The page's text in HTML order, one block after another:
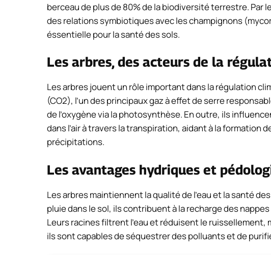
berceau de plus de 80% de la biodiversité terrestre.
des relations symbiotiques avec les champignons
éssentielle pour la santé des sols.
Les arbres, des acteurs de la
Les arbres jouent un rôle important dans la régulation
(CO2), l’un des principaux gaz à effet de serre
de l’oxygène via la photosynthèse. En outre, ils
dans l’air à travers la transpiration, aidant à la formation
précipitations.
Les avantages hydriques et
Les arbres maintiennent la qualité de l’eau et la santé
pluie dans le sol, ils contribuent à la recharge des
Leurs racines filtrent l’eau et réduisent le ruissellement,
ils sont capables de séquestrer des polluants et de